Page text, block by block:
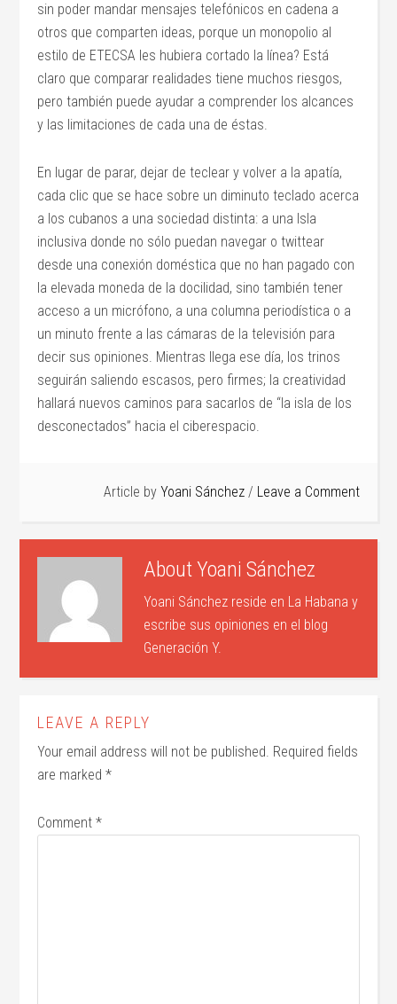
sin poder mandar mensajes telefónicos en cadena a
otros que comparten ideas, porque un monopolio al
estilo de ETECSA les hubiera cortado la línea? Está
claro que comparar realidades tiene muchos riesgos,
pero también puede ayudar a comprender los alcances
y las limitaciones de cada una de éstas.
En lugar de parar, dejar de teclear y volver a la apatía,
cada clic que se hace sobre un diminuto teclado acerca
a los cubanos a una sociedad distinta: a una Isla
inclusiva donde no sólo puedan navegar o twittear
desde una conexión doméstica que no han pagado con
la elevada moneda de la docilidad, sino también tener
acceso a un micrófono, a una columna periodística o a
un minuto frente a las cámaras de la televisión para
decir sus opiniones. Mientras llega ese día, los trinos
seguirán saliendo escasos, pero firmes; la creatividad
hallará nuevos caminos para sacarlos de “la isla de los
desconectados” hacia el ciberespacio.
Article by Yoani Sánchez Leave a Comment
AboutYoani Sánchez
Yoani Sánchez reside en La Habana y
escribe sus opiniones en el blog
Generación Y.
LEAVE A REPLY
Your email address will not be published. Required fields
are marked*
Comment*